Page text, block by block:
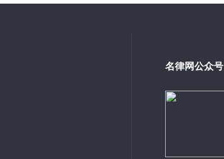
名律网公众号